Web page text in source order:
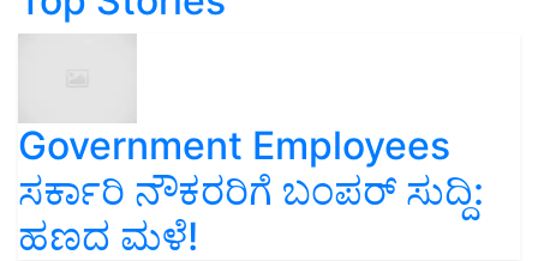
Government Employees
ಸರ್ಕಾರಿ ನೌಕರರಿಗೆ ಬಂಪರ್‌ ಸುದ್ದಿ:
ಹಣದ ಮಳೆ!